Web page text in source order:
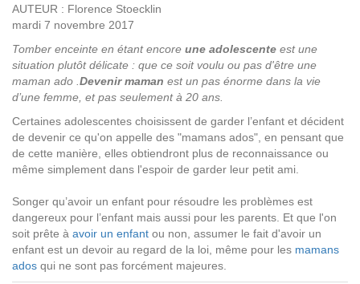
AUTEUR : Florence Stoecklin
mardi 7 novembre 2017
Tomber enceinte en étant encore une adolescente est une
situation plutôt délicate : que ce soit voulu ou pas d'être une
maman ado . Devenir maman est un pas énorme dans la vie
d’une femme, et pas seulement à 20 ans.
Certaines adolescentes choisissent de garder l’enfant et décident
de devenir ce qu'on appelle des "mamans ados", en pensant que
de cette manière, elles obtiendront plus de reconnaissance ou
même simplement dans l'espoir de garder leur petit ami.
Songer qu’avoir un enfant pour résoudre les problèmes est
dangereux pour l’enfant mais aussi pour les parents. Et que l'on
soit prête à avoir un enfant ou non, assumer le fait d'avoir un
enfant est un devoir au regard de la loi, même pour les mamans
ados qui ne sont pas forcément majeures.